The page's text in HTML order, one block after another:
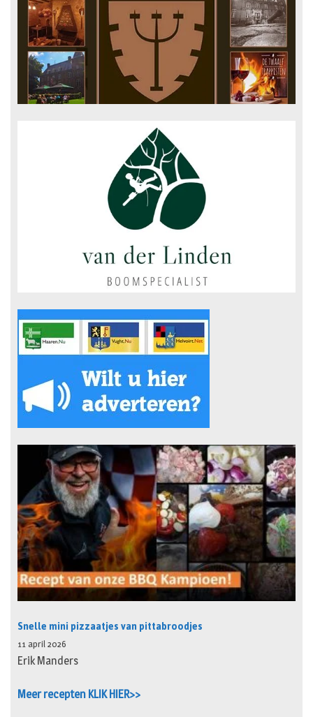
Snelle mini pizzaatjes van pittabroodjes
11 april 2026
Erik Manders
Meer recepten KLIK HIER>>